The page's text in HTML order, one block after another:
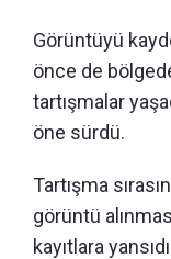
Görüntüyü
önce de
tartışmalar
öne sürdü.
Tartışma
görüntü
kayıtlara